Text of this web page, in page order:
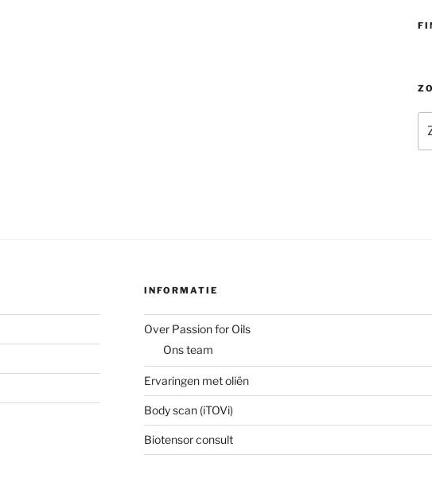
INFORMATIE
Over Passion for Oils
Ons team
Ervaringen met oliën
Body scan (iTOVi)
Biotensor consult